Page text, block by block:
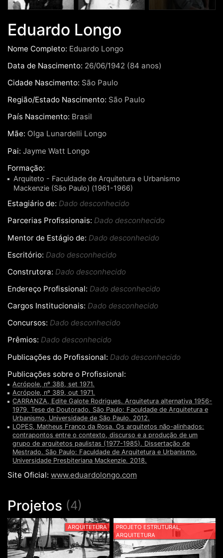
Eduardo Longo
Nome Completo: Eduardo Longo
Data de Nascimento: 26/06/1942 (84 anos)
Cidade Nascimento: São Paulo
Região/Estado Nascimento: São Paulo
País Nascimento: Brasil
Mãe: Olga Lunardelli Longo
Pai: Jayme Watt Longo
Formação:
Arquiteto - Faculdade de Arquitetura e Urbanismo
Mackenzie (São Paulo) (1961-1966)
Estagiário de: Dado desconhecido
Parcerias Profissionais: Dado desconhecido
Mentor de Estágio de: Dado desconhecido
Escritório: Dado desconhecido
Construtora: Dado desconhecido
Endereço Profissional: Dado desconhecido
Cargos Institucionais: Dado desconhecido
Concursos: Dado desconhecido
Prêmios: Dado desconhecido
Publicações do Profissional: Dado desconhecido
Publicações sobre o Profissional:
Acrópole, nº 388, set 1971.
Acrópole, nº 389, out 1971.
CARRANZA, Edite Galote Rodrigues. Arquitetura alternativa 1956-
1979. Tese de Doutorado. São Paulo: Faculdade de Arquitetura e
Urbanismo, Universidade de São Paulo. 2012.
LOPES, Matheus Franco da Rosa. Os arquitetos não-alinhados:
contrapontos entre o contexto, discurso e a produção de um
grupo de arquitetos paulistas (1977-1985). Dissertação de
Mestrado. São Paulo: Faculdade de Arquitetura e Urbanismo,
Universidade Presbiteriana Mackenzie. 2018.
Site Oficial: www.eduardolongo.com
Projetos (4)
ARQUITETURA
PROJETO ESTRUTURAL,
ARQUITETURA